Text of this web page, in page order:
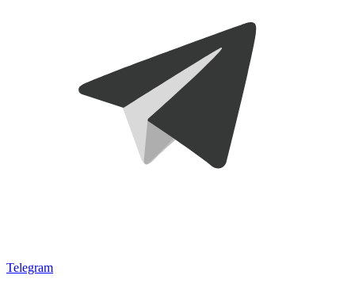
Telegram